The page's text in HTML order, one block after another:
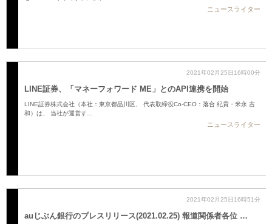
ニュースライター
2021年02月25日16時00分
LINE証券、「マネーフォワード ME」とのAPI連携を開始
LINE証券株式会社（本社：東京都品川区、 代表取締役Co-CEO：落合 紀貴・米永 吉
和）は、 当社が運営す…
ニュースライター
2021年02月25日16時51分
auじぶん銀行のプレスリリース(2021.02.25) 報道関係者各位 …